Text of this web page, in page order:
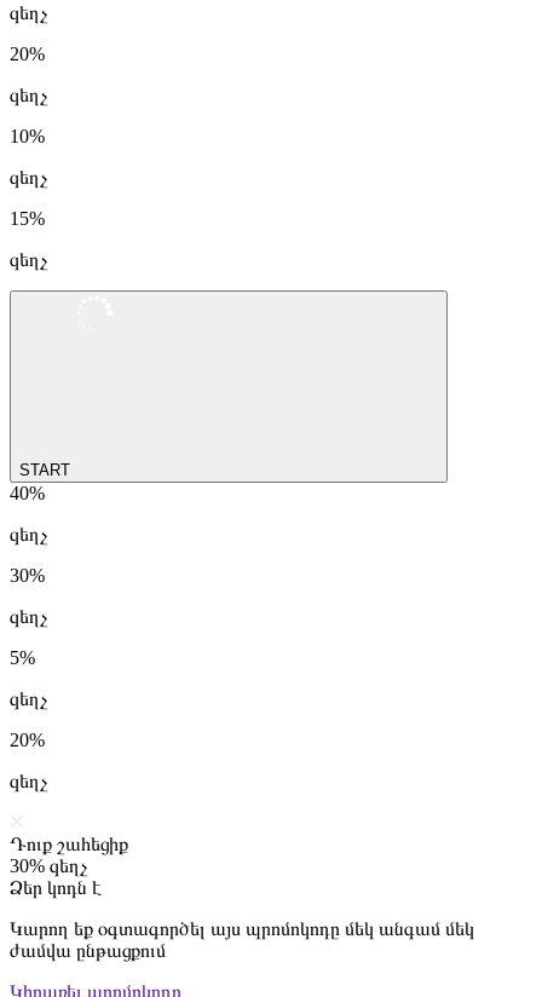
զեղչ
20%
զեղչ
10%
զեղչ
15%
զեղչ
START
40%
զեղչ
30%
զեղչ
5%
զեղչ
20%
զեղչ
Դուք շահեցիք
30% զեղչ
Ձեր կոդն է
Կարող եք օգտագործել այս պրոմոկոդը մեկ անգամ մեկ
ժամվա ընթացքում
Կիրառել պրոմոկոդը